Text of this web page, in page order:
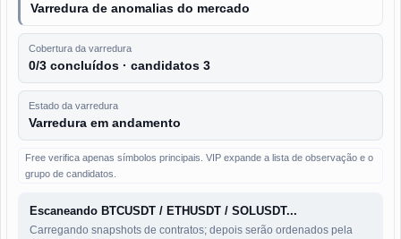
Varredura de anomalias do mercado
Cobertura da varredura
0/3 concluídos · candidatos 3
Estado da varredura
Varredura em andamento
Free verifica apenas símbolos principais. VIP expande a lista de observação e o
grupo de candidatos.
Escaneando BTCUSDT / ETHUSDT / SOLUSDT...
Carregando snapshots de contratos; depois serão ordenados pela